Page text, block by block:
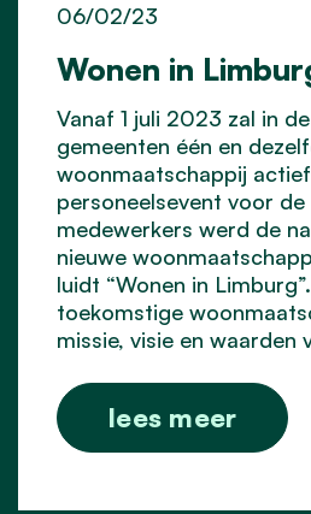
Wonen in
06/02/23
Vanaf 1 juli 2023 zal in
gemeenten één en
woonmaatschappij
personeelsevent voor de
medewerkers werd de
nieuwe
luidt “Wonen in
toekomstige
missie, visie en waarden
lees meer